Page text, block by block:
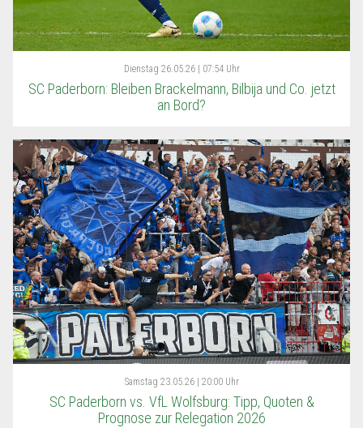
Dienstag 26.05.26 | 07:54 Uhr
SC Paderborn: Bleiben Brackelmann, Bilbija und Co. jetzt
an Bord?
Samstag 23.05.26 | 20:00 Uhr
SC Paderborn vs. VfL Wolfsburg: Tipp, Quoten &
Prognose zur Relegation 2026